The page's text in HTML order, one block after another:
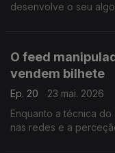
desenvolve o seu
O feed
vendem bilhete
Ep. 20
23 mai. 2026
Enquanto a técnica
nas redes e a